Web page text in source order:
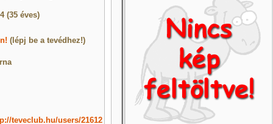
(35 éves)
(lépj be a tevédhez!)
teveclub.hu/users/21612